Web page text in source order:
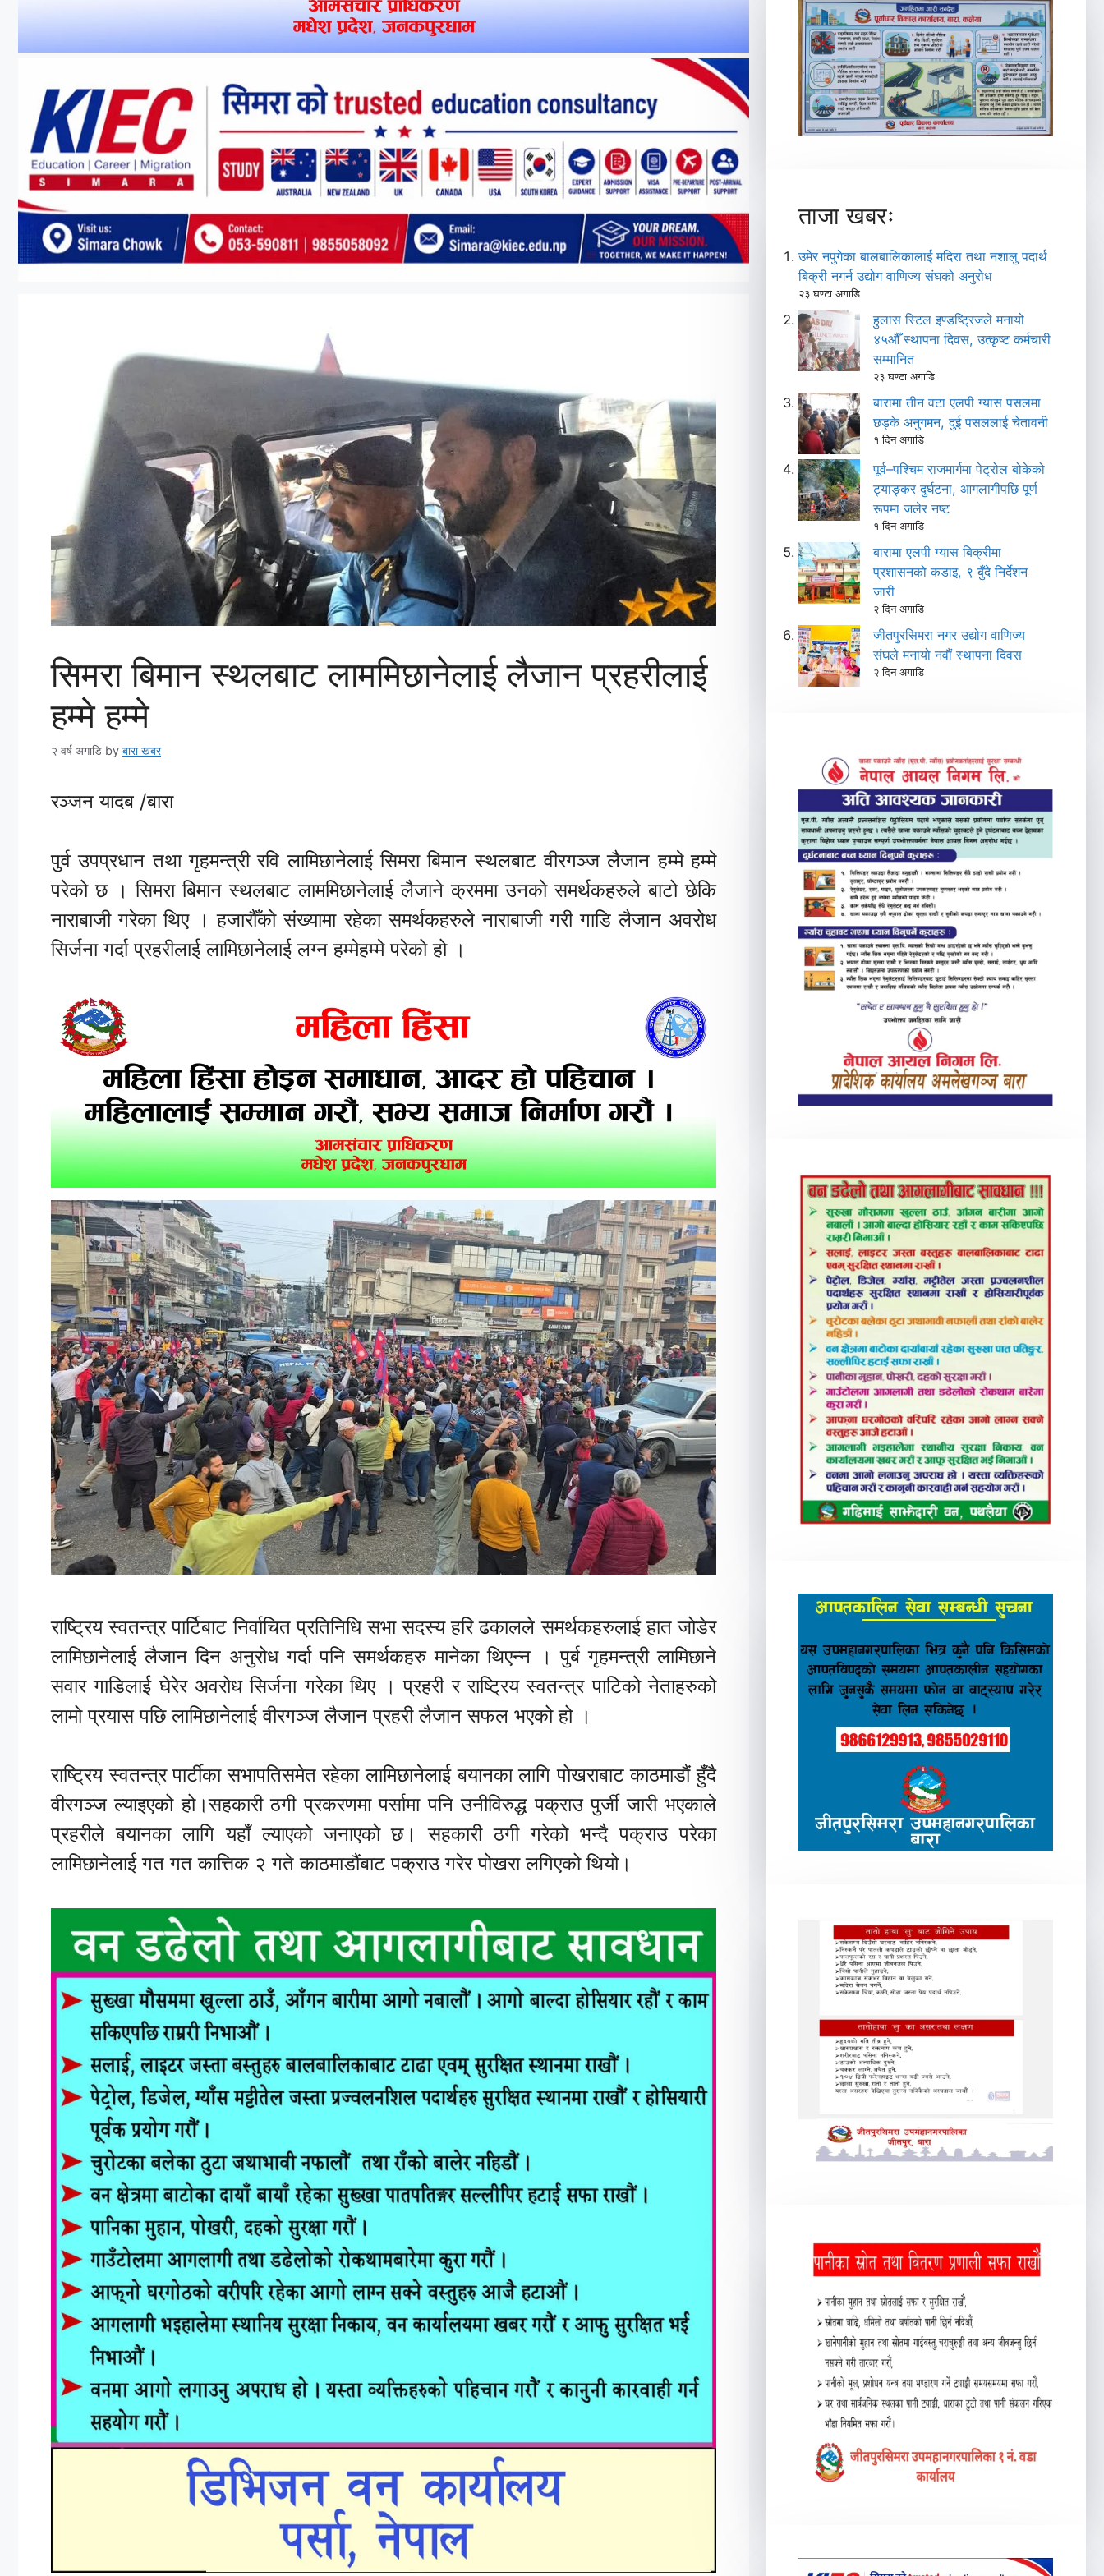
सिमरा बिमान स्थलबाट लाममिछानेलाई लैजान प्रहरीलाई
हम्मे हम्मे
२ वर्ष अगाडि by बारा खबर
रञ्जन यादब /बारा
पुर्व उपप्रधान तथा गृहमन्त्री रवि लामिछानेलाई सिमरा बिमान स्थलबाट वीरगञ्ज लैजान हम्मे हम्मे
परेको छ । सिमरा बिमान स्थलबाट लाममिछानेलाई लैजाने क्रममा उनको समर्थकहरुले बाटो छेकि
नाराबाजी गरेका थिए । हजारौँको संख्यामा रहेका समर्थकहरुले नाराबाजी गरी गाडि लैजान अवरोध
सिर्जना गर्दा प्रहरीलाई लामिछानेलाई लग्न हम्मेहम्मे परेको हो ।
राष्ट्रिय स्वतन्त्र पार्टिबाट निर्वाचित प्रतिनिधि सभा सदस्य हरि ढकालले समर्थकहरुलाई हात जोडेर
लामिछानेलाई लैजान दिन अनुरोध गर्दा पनि समर्थकहरु मानेका थिएन्न । पुर्ब गृहमन्त्री लामिछाने
सवार गाडिलाई घेरेर अवरोध सिर्जना गरेका थिए । प्रहरी र राष्ट्रिय स्वतन्त्र पाटिको नेताहरुको
लामो प्रयास पछि लामिछानेलाई वीरगञ्ज लैजान प्रहरी लैजान सफल भएको हो ।
राष्ट्रिय स्वतन्त्र पार्टीका सभापतिसमेत रहेका लामिछानेलाई बयानका लागि पोखराबाट काठमाडौं हुँदै
वीरगञ्ज ल्याइएको हो।सहकारी ठगी प्रकरणमा पर्सामा पनि उनीविरुद्ध पक्राउ पुर्जी जारी भएकाले
प्रहरीले बयानका लागि यहाँ ल्याएको जनाएको छ। सहकारी ठगी गरेको भन्दै पक्राउ परेका
लामिछानेलाई गत गत कात्तिक २ गते काठमाडौंबाट पक्राउ गरेर पोखरा लगिएको थियो।
ताजा खबरः
उमेर नपुगेका बालबालिकालाई मदिरा तथा नशालु पदार्थ
बिक्री नगर्न उद्योग वाणिज्य संघको अनुरोध
२३ घण्टा अगाडि
हुलास स्टिल इण्डष्ट्रिजले मनायो
४५औँ स्थापना दिवस, उत्कृष्ट कर्मचारी
सम्मानित
२३ घण्टा अगाडि
बारामा तीन वटा एलपी ग्यास पसलमा
छड्के अनुगमन, दुई पसललाई चेतावनी
१ दिन अगाडि
पूर्व–पश्चिम राजमार्गमा पेट्रोल बोकेको
ट्याङ्कर दुर्घटना, आगलागीपछि पूर्ण
रूपमा जलेर नष्ट
१ दिन अगाडि
बारामा एलपी ग्यास बिक्रीमा
प्रशासनको कडाइ, ९ बुँदे निर्देशन
जारी
२ दिन अगाडि
जीतपुरसिमरा नगर उद्योग वाणिज्य
संघले मनायो नवौं स्थापना दिवस
२ दिन अगाडि